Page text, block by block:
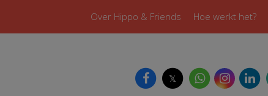
Over Hippo & Friends Hoe werkt het?
𝕏